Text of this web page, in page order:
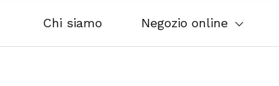
e
r
:
Chi siamo Negozio online